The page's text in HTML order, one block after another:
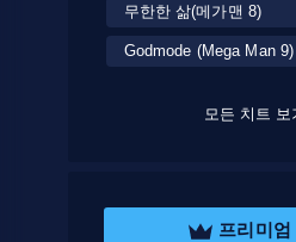
무한한 삶(메가맨 8)
Godmode (Mega Man 9)
모든 치트 보
프리미엄